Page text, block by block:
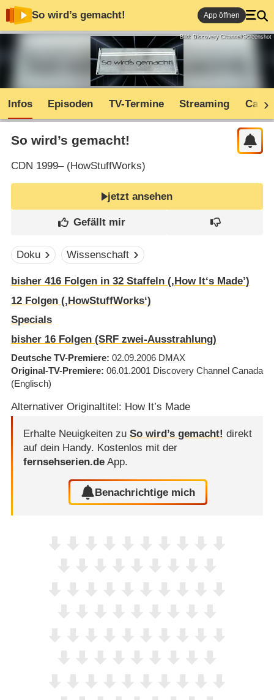
So wird’s gemacht! App öffnen
Bild: Discovery Channel/Screenshot
Infos Episoden TV-Termine Streaming Cast
So wird’s gemacht!
CDN 1999– (HowStuffWorks)
jetzt ansehen
Doku Wissenschaft
bisher 416Folgen in 32Staffeln (‚How It‘s Made’)
12Folgen (‚HowStuffWorks‘)
Specials
bisher 16Folgen (SRF zwei-Ausstrahlung)
Deutsche TV-Premiere 02.09.2006 DMAX
Original-TV-Premiere 06.01.2001 Discovery Channel Canada
(Englisch)
Alternativer Originaltitel: How It’s Made
Erhalte Neuigkeiten zu So wird’s gemacht! direkt
auf dein Handy. Kostenlos mit der
fernsehserien.deApp.
Benachrichtige mich